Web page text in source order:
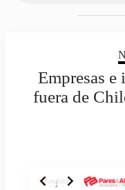
Empresas
fuera de